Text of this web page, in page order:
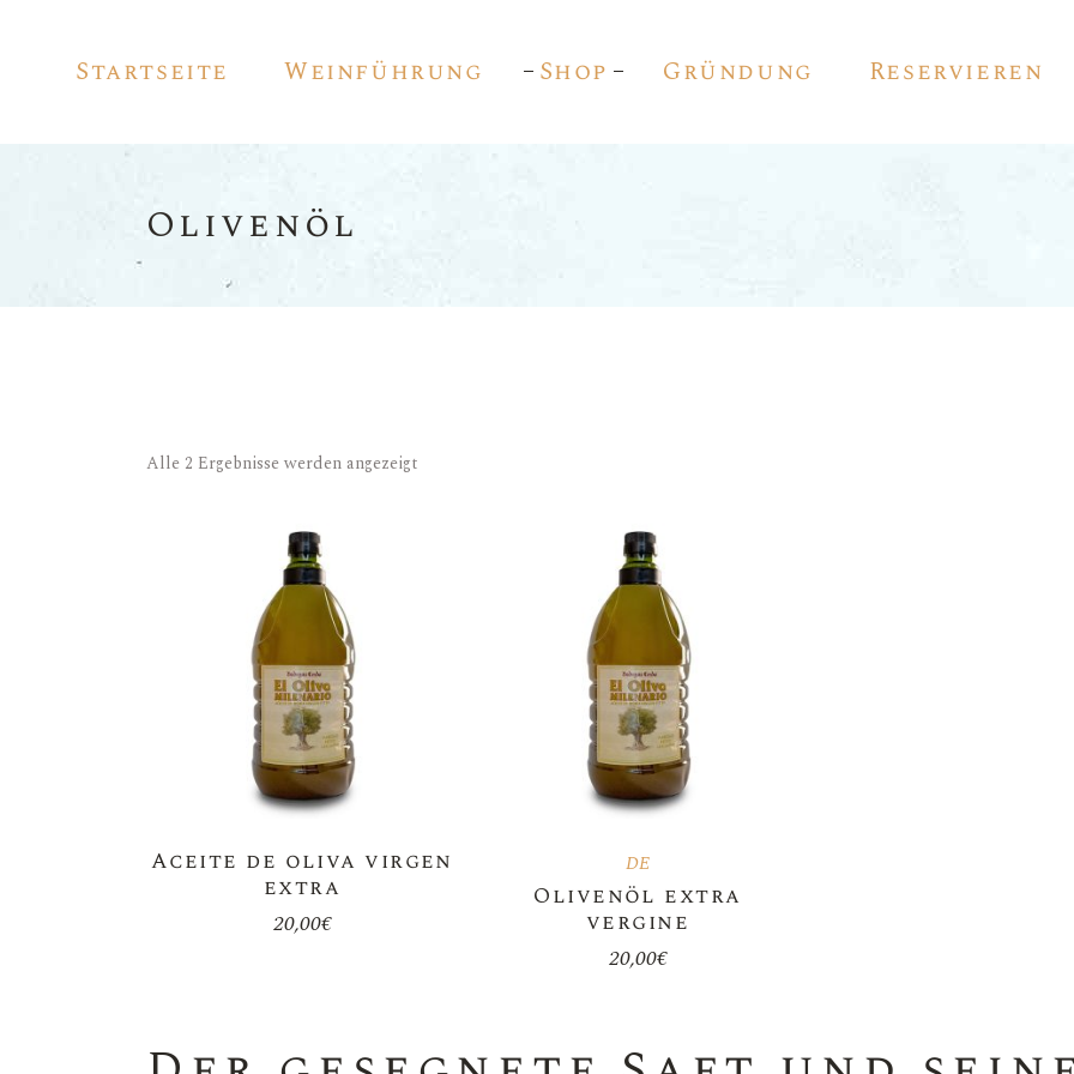
Startseite Weinführung Shop
Vermouth
Sweet Wine
Olivenöl
Orange Wine
Magnumflaschen 1,5 L
Bag In Box
Weinschläuche
Gründung Reservieren
Olivenöl
Alle 2 Ergebnisse werden angezeigt
Aceite de oliva virgen
extra
20,00€
DE
Olivenöl extra
vergine
20,00€